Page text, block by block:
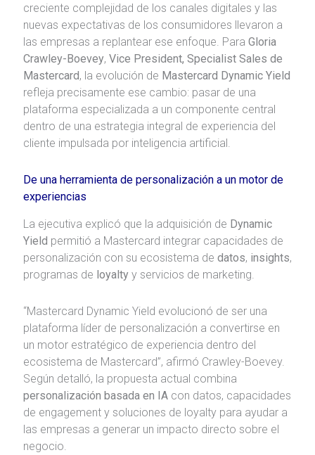
creciente complejidad de los canales digitales y las
nuevas expectativas de los consumidores llevaron a
las empresas a replantear ese enfoque. Para Gloria
Crawley-Boevey, Vice President, Specialist Sales de
Mastercard, la evolución de Mastercard Dynamic Yield
refleja precisamente ese cambio: pasar de una
plataforma especializada a un componente central
dentro de una estrategia integral de experiencia del
cliente impulsada por inteligencia artificial.
De una herramienta de personalización a un motor de
experiencias
La ejecutiva explicó que la adquisición de Dynamic
Yield permitió a Mastercard integrar capacidades de
personalización con su ecosistema de datos, insights,
programas de loyaltyy servicios de marketing.
“Mastercard Dynamic Yield evolucionó de ser una
plataforma líder de personalización a convertirse en
un motor estratégico de experiencia dentro del
ecosistema de Mastercard”, afirmó Crawley-Boevey.
Según detalló, la propuesta actual combina
personalización basada en IAcon datos, capacidades
de engagement y soluciones de loyalty para ayudar a
las empresas a generar un impacto directo sobre el
negocio.